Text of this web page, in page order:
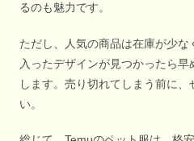
るのも魅力です。
ただし、人気の商品は在庫が少
入ったデザインが見つかったら
します。売り切れてしまう前に
い。